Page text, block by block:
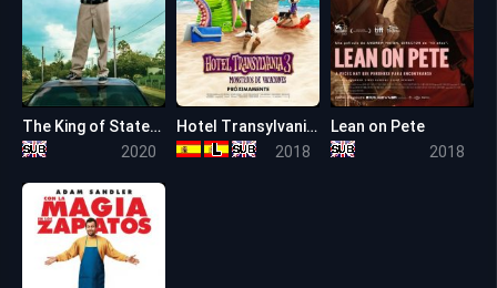
The King of Staten Island
2020
Hotel Transylvania 3: Unas vacaciones monstruosas
2018
Lean on Pete
2018